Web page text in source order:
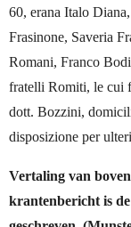
60, erana Italo
Frasinone, Saveria
Romani, Franco
fratelli Romiti, le cui
dott. Bozzini,
disposizione per
Vertaling van
krantenbericht is